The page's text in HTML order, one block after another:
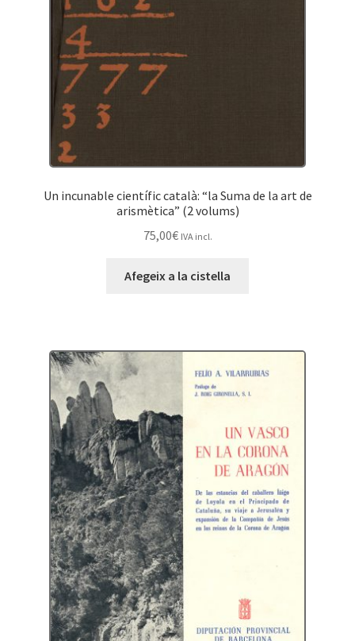
Un incunable científic català: “la Suma de la art de
arismètica” (2 volums)
75,00€ IVA incl.
Afegeix a la cistella